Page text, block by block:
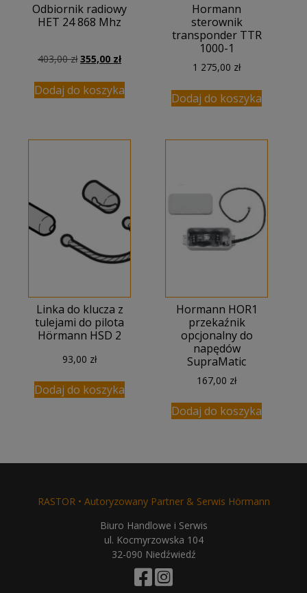
Odbiornik radiowy
HET 24 868 Mhz
403,00zł Pierwotna
wynosiła:
403,00 zł.
355,00 złAktualna
wynosi:
355,00 zł.
Dodaj do koszyka
Hormann
sterownik
transponder TTR
1000-1
1 275,00 zł
Dodaj do koszyka
Linka do klucza z
tulejami do pilota
Hörmann HSD 2
93,00 zł
Dodaj do koszyka
Hormann HOR1
przekaźnik
opcjonalny do
napędów
SupraMatic
167,00 zł
Dodaj do koszyka
RASTOR • Autoryzowany Partner & Serwis Hörmann
Biuro Handlowe i Serwis
ul. Kocmyrzowska 104
32-090 Niedźwiedź